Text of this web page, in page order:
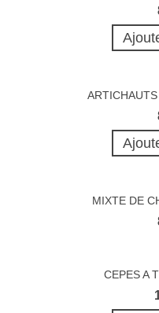
ARTICHAUTS
MIXTE DE
CEPES A